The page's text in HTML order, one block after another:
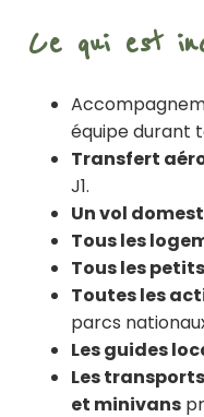
Ce qui est
équipe durant
Transfert
J1.
Un vol
Tous les
Tous les
Toutes les
parcs
Les guides
Les
et minivans